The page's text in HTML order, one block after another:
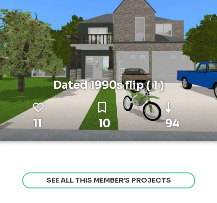
Dated 1990s flip ( 1 )
11 10 94
SEE ALL THIS MEMBER’S PROJECTS